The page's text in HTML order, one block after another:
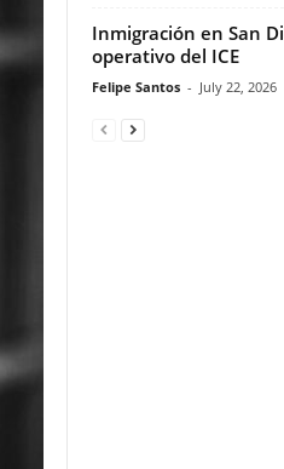
Inmigración en San
operativo del ICE
Felipe Santos - July 22, 2026